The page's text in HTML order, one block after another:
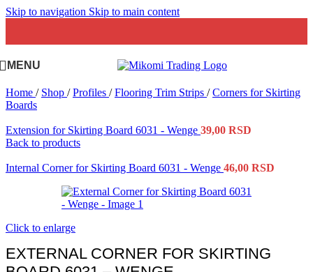
Skip to navigation Skip to main content
MENU
Home / Shop / Profiles / Flooring Trim Strips / Corners for Skirting
Boards
Extension for Skirting Board 6031 - Wenge 39,00 RSD
Back to products
Internal Corner for Skirting Board 6031 - Wenge 46,00 RSD
Click to enlarge
EXTERNAL CORNER FOR SKIRTING